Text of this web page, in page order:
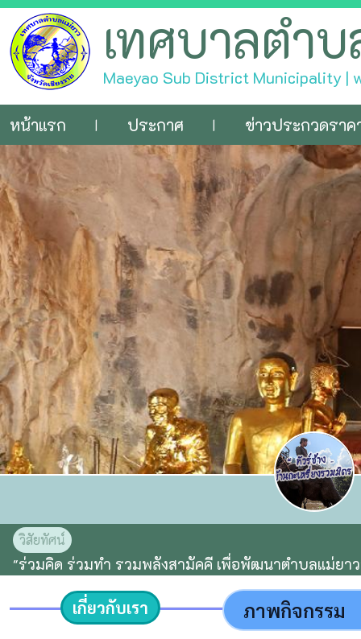
เทศบาลตำ
Maeyao Sub District Municipality |
หน้าแรก | ประกาศ | ข่าวประกวดราค
วิสัยทัศน์
"ร่วมคิด ร่วมทำ รวมพลังสามัคคี เพื่อพัฒนาตำบลแม่ยา
เกี่ยวกับเรา ภาพกิจกรรม